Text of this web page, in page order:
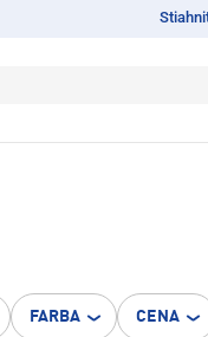
FARBA CENA